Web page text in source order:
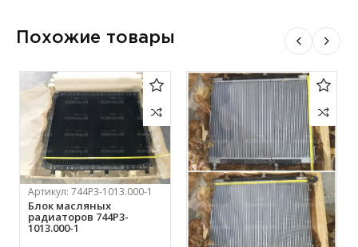
Похожие товары
Артикул:744Р3-1013.000-1
Блок масляных
радиаторов 744Р3-
1013.000-1